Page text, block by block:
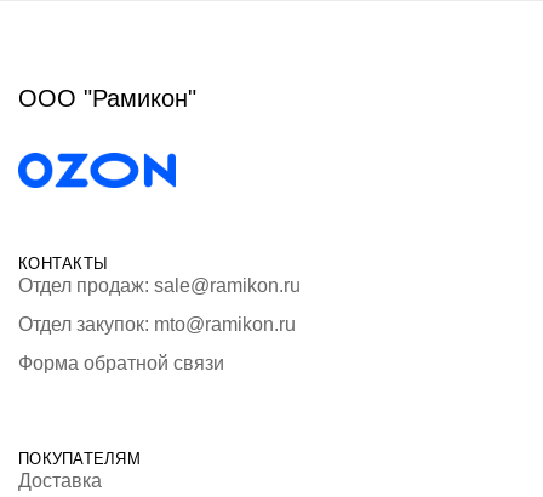
ООО "Рамикон"
КОНТАКТЫ
Отдел продаж: sale@ramikon.ru
Отдел закупок: mto@ramikon.ru
Форма обратной связи
ПОКУПАТЕЛЯМ
Доставка